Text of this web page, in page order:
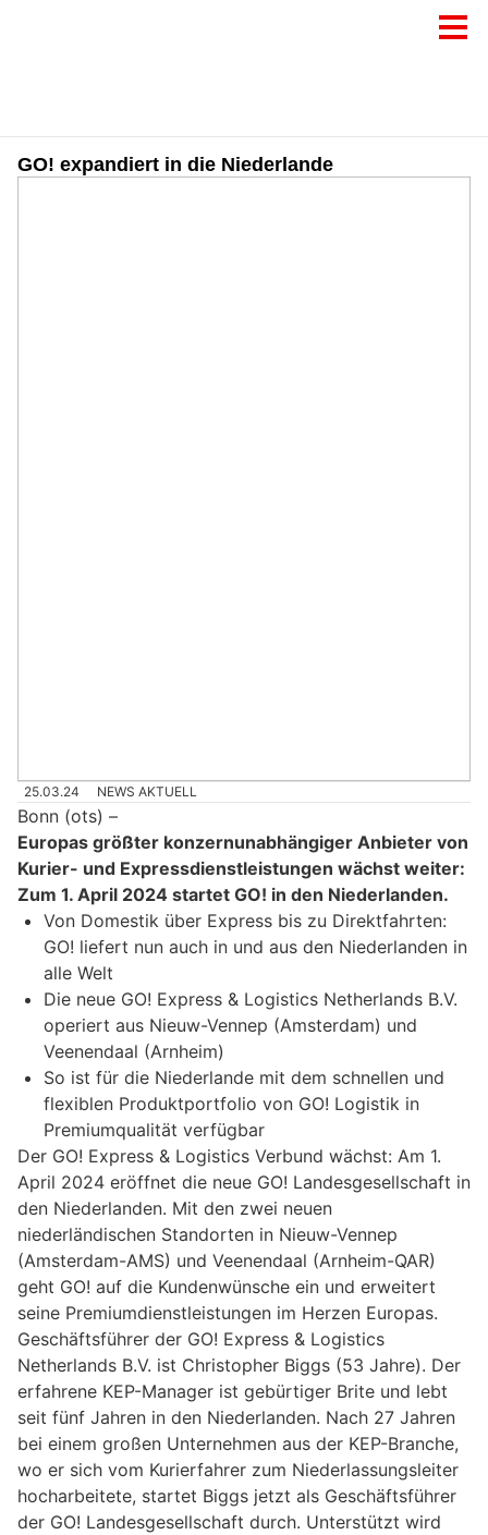
GO! expandiert in die Niederlande
25.03.24 NEWS AKTUELL
Bonn (ots) –
Europas größter konzernunabhängiger Anbieter von
Kurier- und Expressdienstleistungen wächst weiter:
Zum 1. April 2024 startet GO! in den Niederlanden.
Von Domestik über Express bis zu Direktfahrten:
GO! liefert nun auch in und aus den Niederlanden in
alle Welt
Die neue GO! Express & Logistics Netherlands B.V.
operiert aus Nieuw-Vennep (Amsterdam) und
Veenendaal (Arnheim)
So ist für die Niederlande mit dem schnellen und
flexiblen Produktportfolio von GO! Logistik in
Premiumqualität verfügbar
Der GO! Express & Logistics Verbund wächst: Am 1.
April 2024 eröffnet die neue GO! Landesgesellschaft in
den Niederlanden. Mit den zwei neuen
niederländischen Standorten in Nieuw-Vennep
(Amsterdam-AMS) und Veenendaal (Arnheim-QAR)
geht GO! auf die Kundenwünsche ein und erweitert
seine Premiumdienstleistungen im Herzen Europas.
Geschäftsführer der GO! Express & Logistics
Netherlands B.V. ist Christopher Biggs (53 Jahre). Der
erfahrene KEP-Manager ist gebürtiger Brite und lebt
seit fünf Jahren in den Niederlanden. Nach 27 Jahren
bei einem großen Unternehmen aus der KEP-Branche,
wo er sich vom Kurierfahrer zum Niederlassungsleiter
hocharbeitete, startet Biggs jetzt als Geschäftsführer
der GO! Landesgesellschaft durch. Unterstützt wird